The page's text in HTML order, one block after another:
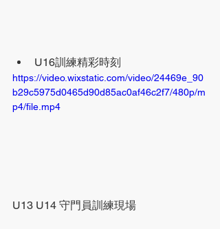
U16訓練精彩時刻
https://video.wixstatic.com/video/24469e_90
b29c5975d0465d90d85ac0af46c2f7/480p/m
p4/file.mp4
U13 U14 守門員訓練現場